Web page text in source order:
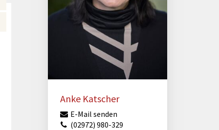
Förderungen von Bund und Land
Wald & Forst
Anke Katscher
E-Mail senden
(02972) 980-329